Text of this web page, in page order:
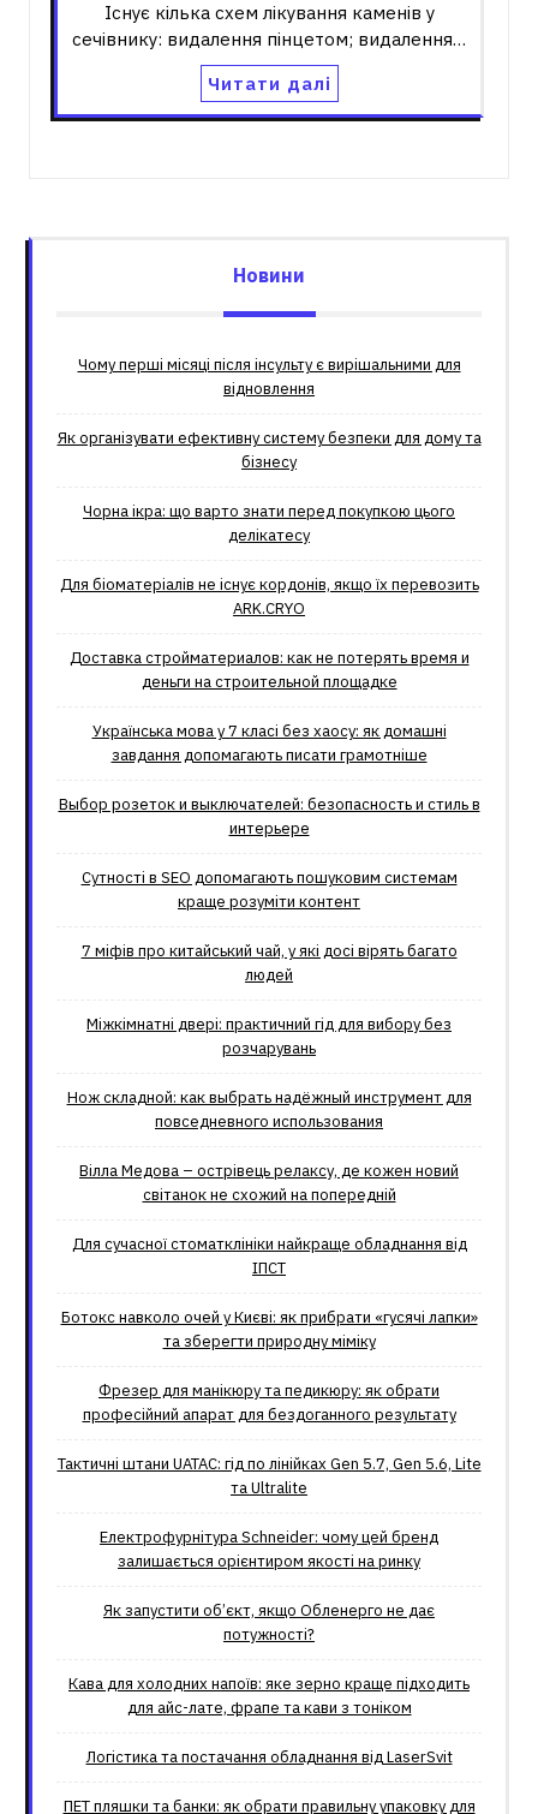
Існує кілька схем лікування каменів у
сечівнику: видалення пінцетом; видалення…
Читати далі
Новини
Чому перші місяці після інсульту є вирішальними для
відновлення
Як організувати ефективну систему безпеки для дому та
бізнесу
Чорна ікра: що варто знати перед покупкою цього
делікатесу
Для біоматеріалів не існує кордонів, якщо їх перевозить
ARK.CRYO
Доставка стройматериалов: как не потерять время и
деньги на строительной площадке
Українська мова у 7 класі без хаосу: як домашні
завдання допомагають писати грамотніше
Выбор розеток и выключателей: безопасность и стиль в
интерьере
Сутності в SEO допомагають пошуковим системам
краще розуміти контент
7 міфів про китайський чай, у які досі вірять багато
людей
Міжкімнатні двері: практичний гід для вибору без
розчарувань
Нож складной: как выбрать надёжный инструмент для
повседневного использования
Вілла Медова – острівець релаксу, де кожен новий
світанок не схожий на попередній
Для сучасної стоматклініки найкраще обладнання від
ІПСТ
Ботокс навколо очей у Києві: як прибрати «гусячі лапки»
та зберегти природну міміку
Фрезер для манікюру та педикюру: як обрати
професійний апарат для бездоганного результату
Тактичні штани UATAC: гід по лінійках Gen 5.7, Gen 5.6, Lite
та Ultralite
Електрофурнітура Schneider: чому цей бренд
залишається орієнтиром якості на ринку
Як запустити об’єкт, якщо Обленерго не дає
потужності?
Кава для холодних напоїв: яке зерно краще підходить
для айс-лате, фрапе та кави з тоніком
Логістика та постачання обладнання від LaserSvit
ПЕТ пляшки та банки: як обрати правильну упаковку для